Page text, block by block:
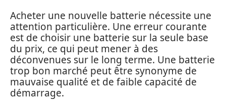
Acheter une nouvelle batterie nécessite une
attention particulière. Une erreur courante
est de choisir une batterie sur la seule base
du prix, ce qui peut mener à des
déconvenues sur le long terme. Une batterie
trop bon marché peut être synonyme de
mauvaise qualité et de faible capacité de
démarrage.